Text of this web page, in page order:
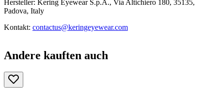
Hersteller: Kering Eyewear S.p.A., Via Altichiero 180, 35135,
Padova, Italy
Kontakt: contactus@keringeyewear.com
Andere kauften auch